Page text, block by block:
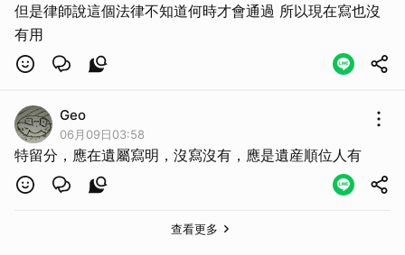
但是律師說這個法律不知道何時才會通過 所以現在寫也沒
有用
Geo
06月09日03:58
特留分，應在遺屬寫明，沒寫沒有，應是遺産順位人有
查看更多